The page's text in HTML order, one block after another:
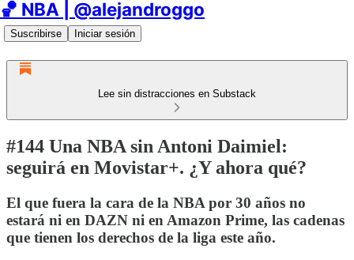
🏀 NBA | @alejandroggo
Suscribirse Iniciar sesión
Lee sin distracciones en Substack
#144 Una NBA sin Antoni Daimiel:
seguirá en Movistar+. ¿Y ahora qué?
El que fuera la cara de la NBA por 30 años no
estará ni en DAZN ni en Amazon Prime, las cadenas
que tienen los derechos de la liga este año.